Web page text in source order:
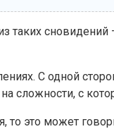
сновидений
С одной
сложности, с
то это может